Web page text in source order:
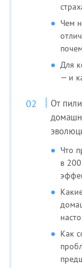
Чем
Для
— и
От
Что
в
Как